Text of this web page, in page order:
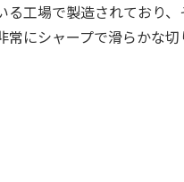
工場で製造されており
にシャープで滑らかな